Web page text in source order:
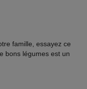
famille, essayez ce
bons légumes est un